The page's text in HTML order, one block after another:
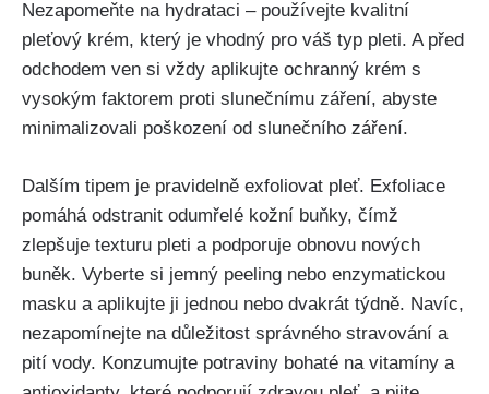
Nezapomeňte ​na hydrataci⁢ – používejte kvalitní
pleťový krém, který je vhodný pro váš typ pleti.​ A⁣ před
odchodem ven si vždy aplikujte ochranný krém⁤ s
vysokým⁤ faktorem proti slunečnímu⁤ záření, abyste
minimalizovali poškození od slunečního záření.
Dalším‍ tipem je ⁣pravidelně exfoliovat pleť. Exfoliace
pomáhá odstranit odumřelé kožní buňky, čímž
zlepšuje texturu pleti a podporuje obnovu⁢ nových
buněk. Vyberte si jemný peeling​ nebo enzymatickou
masku a ‍aplikujte​ ji jednou nebo dvakrát ​týdně. Navíc,
nezapomínejte na ⁤důležitost správného stravování a
pití ⁤vody.‍ Konzumujte ‌potraviny‍ bohaté⁣ na vitamíny a